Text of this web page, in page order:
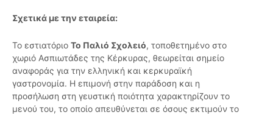
Σχετικά με την εταιρεία:
Το εστιατόριο Το Παλιό Σχολειό, τοποθετημένο στο
χωριό Ασπιωτάδες της Κέρκυρας, θεωρείται σημείο
αναφοράς για την ελληνική και κερκυραϊκή
γαστρονομία. Η επιμονή στην παράδοση και η
προσήλωση στη γευστική ποιότητα χαρακτηρίζουν το
μενού του, το οποίο απευθύνεται σε όσους εκτιμούν το